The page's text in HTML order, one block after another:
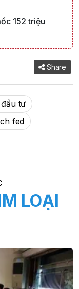
152 triệu
Share
tư
fed
LOẠI